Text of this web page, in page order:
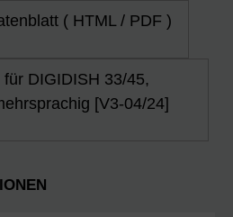
( HTML / PDF )
DIGIDISH 33/45,
[V3-04/24]